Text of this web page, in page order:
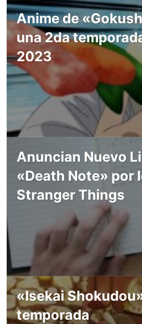
Anime de
una 2da
2023
Anuncian Nuevo
«Death Note» por
Stranger Things
«Isekai
temporada